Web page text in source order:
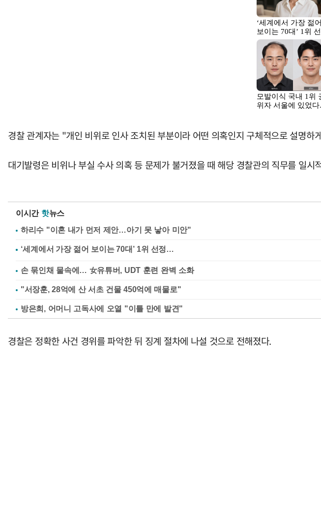
경찰 관계자는 "개인 비위로 인사 조치된 부분이라 어떤 의혹인지 구체적으로 설명하
대기발령은 비위나 부실 수사 의혹 등 문제가 불거졌을 때 해당 경찰관의 직무를 일시
이시간 핫뉴스
하리수 "이혼 내가 먼저 제안…아기 못 낳아 미안"
손 묶인채 물속에… 女유튜버, UDT 훈련 완벽 소화
"서장훈, 28억에 산 서초 건물 450억에 매물로"
방은희, 어머니 고독사에 오열 "이틀 만에 발견"
경찰은 정확한 사건 경위를 파악한 뒤 징계 절차에 나설 것으로 전해졌다.